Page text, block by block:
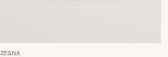
ZEGNA